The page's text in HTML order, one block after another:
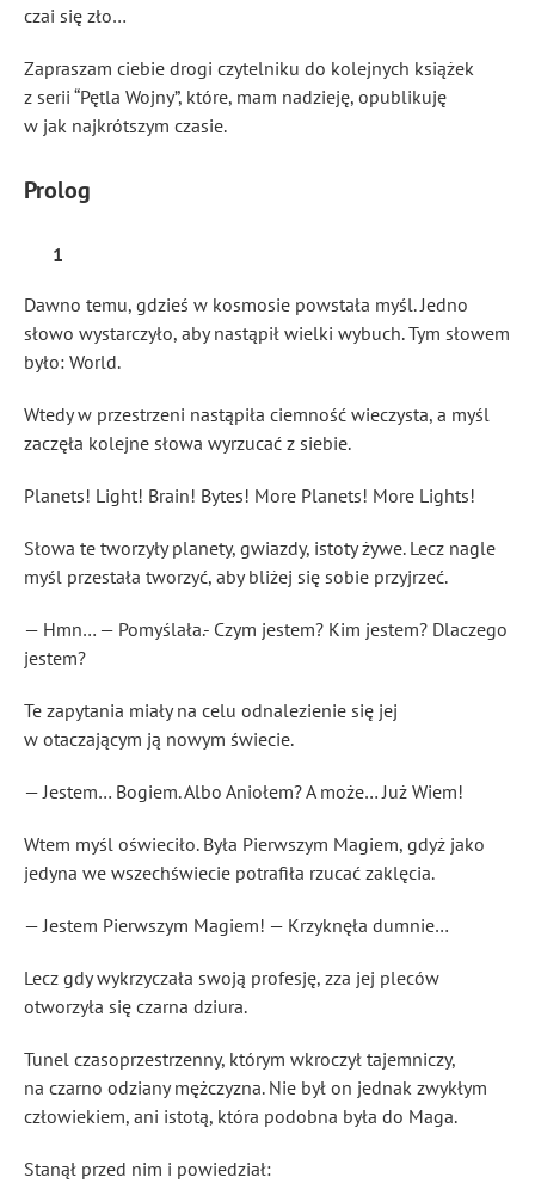
czai się zło…
Zapraszam ciebie drogi czytelniku do kolejnych książek
z serii “Pętla Wojny”, które, mam nadzieję, opublikuję
w jak najkrótszym czasie.
Prolog
1
Dawno temu, gdzieś w kosmosie powstała myśl. Jedno
słowo wystarczyło, aby nastąpił wielki wybuch. Tym słowem
było: World.
Wtedy w przestrzeni nastąpiła ciemność wieczysta, a myśl
zaczęła kolejne słowa wyrzucać z siebie.
Planets! Light! Brain! Bytes! More Planets! More Lights!
Słowa te tworzyły planety, gwiazdy, istoty żywe. Lecz nagle
myśl przestała tworzyć, aby bliżej się sobie przyjrzeć.
— Hmn… — Pomyślała.- Czym jestem? Kim jestem? Dlaczego
jestem?
Te zapytania miały na celu odnalezienie się jej
w otaczającym ją nowym świecie.
— Jestem… Bogiem. Albo Aniołem? A może… Już Wiem!
Wtem myśl oświeciło. Była Pierwszym Magiem, gdyż jako
jedyna we wszechświecie potrafiła rzucać zaklęcia.
— Jestem Pierwszym Magiem! — Krzyknęła dumnie…
Lecz gdy wykrzyczała swoją profesję, zza jej pleców
otworzyła się czarna dziura.
Tunel czasoprzestrzenny, którym wkroczył tajemniczy,
na czarno odziany mężczyzna. Nie był on jednak zwykłym
człowiekiem, ani istotą, która podobna była do Maga.
Stanął przed nim i powiedział: